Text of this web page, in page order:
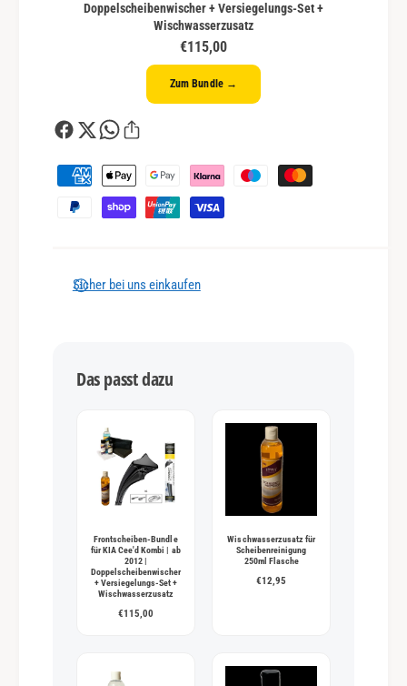
Doppelscheibenwischer + Versiegelungs-Set +
Wischwasserzusatz
€115,00
Zum Bundle →
Z
a
Sicher bei uns einkaufen
Das passt dazu
Frontscheiben-Bundle
für KIA Cee'd Kombi | ab
2012 |
Doppelscheibenwischer
+ Versiegelungs-Set +
Wischwasserzusatz
€115,00
Wischwasserzusatz für
Scheibenreinigung
250ml Flasche
€12,95